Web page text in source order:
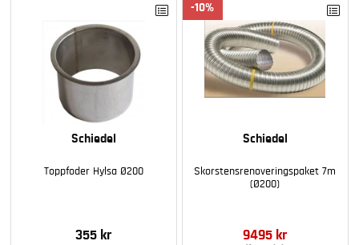
Schiedel
Toppfoder Hylsa Ø200
355 kr
10
Schiedel
Skorstensrenoveringspaket 7m
(Ø200)
9495 kr